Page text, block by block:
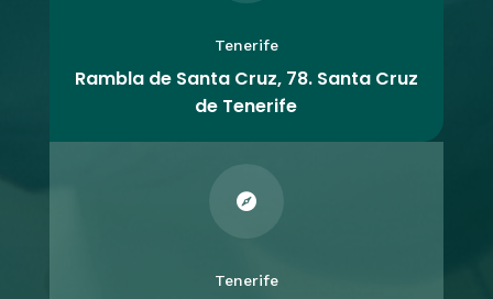
Tenerife
Rambla de Santa Cruz, 78. Santa Cruz
de Tenerife

Tenerife